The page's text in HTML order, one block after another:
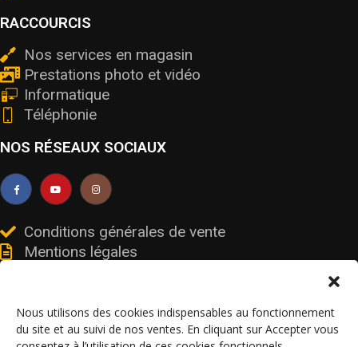
Nous utilisons des cookies indispensables au fonctionnement
du site et au suivi de nos ventes. En cliquant sur Accepter vous
RACCOURCIS
Nos services en magasin
Prestations photo et vidéo
Informatique
Téléphonie
NOS RÉSEAUX SOCIAUX
Conditions générales de vente
Mentions légales